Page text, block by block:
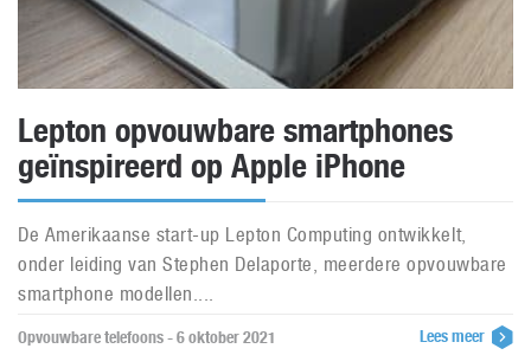
Lepton opvouwbare smartphones
geïnspireerd op Apple iPhone
De Amerikaanse start-up Lepton Computing ontwikkelt,
onder leiding van Stephen Delaporte, meerdere opvouwbare
smartphone modellen....
Opvouwbare telefoons - 6 oktober 2021 Lees meer